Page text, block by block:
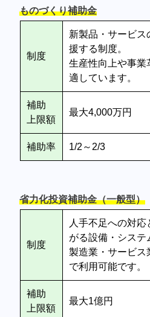
ものづくり補助金
制度
新製品・サービス
援する制度。
生産性向上や事業
適しています。
補助
上限額
最大4,000万円
補助率 1/2～2/3
省力化投資補助金（一般型）
制度
人手不足への対
がる設備・システ
製造業・サービス
で利用可能です。
補助
上限額
最大1億円